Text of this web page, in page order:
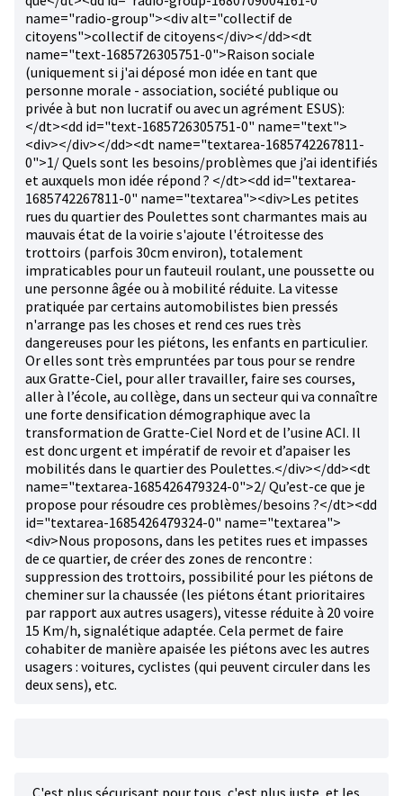
name="radio-group"><div alt="collectif de
citoyens">collectif de citoyens</div></dd><dt
name="text-1685726305751-0">Raison sociale
(uniquement si j'ai déposé mon idée en tant que
personne morale - association, société publique ou
privée à but non lucratif ou avec un agrément ESUS):
</dt><dd id="text-1685726305751-0" name="text">
<div></div></dd><dt name="textarea-1685742267811-
0">1/ Quels sont les besoins/problèmes que j’ai identifiés
et auxquels mon idée répond ? </dt><dd id="textarea-
1685742267811-0" name="textarea"><div>Les petites
rues du quartier des Poulettes sont charmantes mais au
mauvais état de la voirie s'ajoute l'étroitesse des
trottoirs (parfois 30cm environ), totalement
impraticables pour un fauteuil roulant, une poussette ou
une personne âgée ou à mobilité réduite. La vitesse
pratiquée par certains automobilistes bien pressés
n'arrange pas les choses et rend ces rues très
dangereuses pour les piétons, les enfants en particulier.
Or elles sont très empruntées par tous pour se rendre
aux Gratte-Ciel, pour aller travailler, faire ses courses,
aller à l’école, au collège, dans un secteur qui va connaître
une forte densification démographique avec la
transformation de Gratte-Ciel Nord et de l’usine ACI. Il
est donc urgent et impératif de revoir et d’apaiser les
mobilités dans le quartier des Poulettes.</div></dd><dt
name="textarea-1685426479324-0">2/ Qu’est-ce que je
propose pour résoudre ces problèmes/besoins ?</dt><dd
id="textarea-1685426479324-0" name="textarea">
<div>Nous proposons, dans les petites rues et impasses
de ce quartier, de créer des zones de rencontre :
suppression des trottoirs, possibilité pour les piétons de
cheminer sur la chaussée (les piétons étant prioritaires
par rapport aux autres usagers), vitesse réduite à 20 voire
15 Km/h, signalétique adaptée. Cela permet de faire
cohabiter de manière apaisée les piétons avec les autres
usagers : voitures, cyclistes (qui peuvent circuler dans les
deux sens), etc.
C'est plus sécurisant pour tous, c'est plus juste, et les